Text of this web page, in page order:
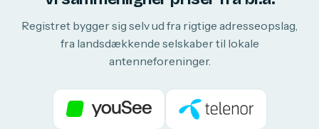
Registret bygger sig selv ud fra rigtige adresseopslag,
fra landsdækkende selskaber til lokale
antenneforeninger.